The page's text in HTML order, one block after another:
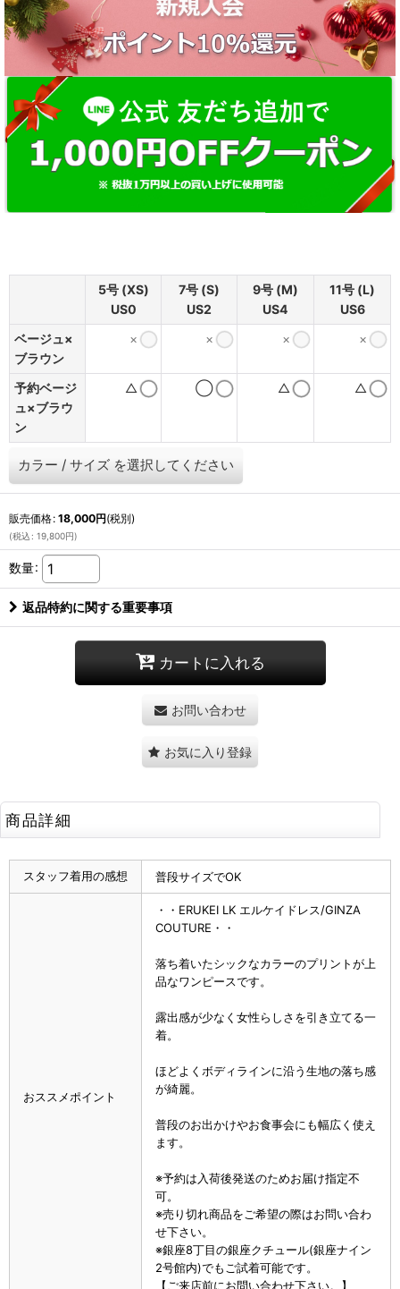
5号 (XS)
US0
7号 (S)
US2
9号 (M)
US4
11号 (L)
US6
ベージュ×
ブラウン
× × × ×
予約ベージ
ュ×ブラウ
ン
△ ◯ △ △
カラー / サイズ を選択してください
販売価格: 18,000円(税別)
(税込 : 19,800円)
数量:
返品特約に関する重要事項
カートに入れる
お問い合わせ
お気に入り登録
商品詳細
スタッフ着用の感想 普段サイズでOK
おススメポイント
・・ERUKEI LK エルケイドレス/GINZA
COUTURE・・
落ち着いたシックなカラーのプリントが上
品なワンピースです。
露出感が少なく女性らしさを引き立てる一
着。
ほどよくボディラインに沿う生地の落ち感
が綺麗。
普段のお出かけやお食事会にも幅広く使え
ます。
※予約は入荷後発送のためお届け指定不
可。
※売り切れ商品をご希望の際はお問い合わ
せ下さい。
※銀座8丁目の銀座クチュール(銀座ナイン
2号館内)でもご試着可能です。
【ご来店前にお問い合わせ下さい。】